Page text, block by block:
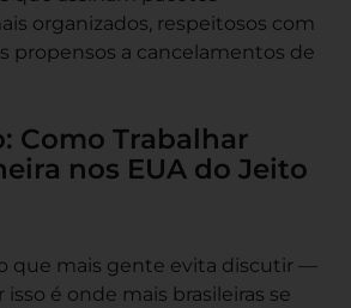
organizados, respeitosos com
propensos a cancelamentos de
Como Trabalhar
nos EUA do Jeito
que mais gente evita discutir —
é onde mais brasileiras se